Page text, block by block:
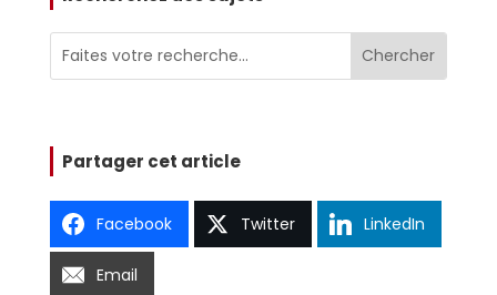
Partager cet article
Facebook Twitter LinkedIn
Email